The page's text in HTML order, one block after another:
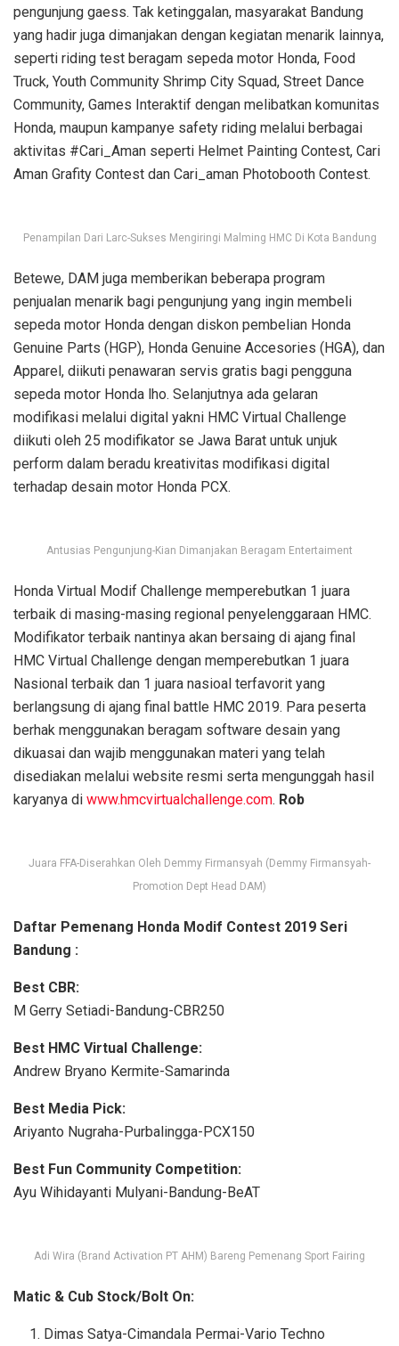
pengunjung gaess. Tak ketinggalan, masyarakat Bandung
yang hadir juga dimanjakan dengan kegiatan menarik lainnya,
seperti riding test beragam sepeda motor Honda, Food
Truck, Youth Community Shrimp City Squad, Street Dance
Community, Games Interaktif dengan melibatkan komunitas
Honda, maupun kampanye safety riding melalui berbagai
aktivitas #Cari_Aman seperti Helmet Painting Contest, Cari
Aman Grafity Contest dan Cari_aman Photobooth Contest.
Penampilan Dari Larc-Sukses Mengiringi Malming HMC Di Kota Bandung
Betewe, DAM juga memberikan beberapa program
penjualan menarik bagi pengunjung yang ingin membeli
sepeda motor Honda dengan diskon pembelian Honda
Genuine Parts (HGP), Honda Genuine Accesories (HGA), dan
Apparel, diikuti penawaran servis gratis bagi pengguna
sepeda motor Honda lho. Selanjutnya ada gelaran
modifikasi melalui digital yakni HMC Virtual Challenge
diikuti oleh 25 modifikator se Jawa Barat untuk unjuk
perform dalam beradu kreativitas modifikasi digital
terhadap desain motor Honda PCX.
Antusias Pengunjung-Kian Dimanjakan Beragam Entertaiment
Honda Virtual Modif Challenge memperebutkan 1 juara
terbaik di masing-masing regional penyelenggaraan HMC.
Modifikator terbaik nantinya akan bersaing di ajang final
HMC Virtual Challenge dengan memperebutkan 1 juara
Nasional terbaik dan 1 juara nasioal terfavorit yang
berlangsung di ajang final battle HMC 2019. Para peserta
berhak menggunakan beragam software desain yang
dikuasai dan wajib menggunakan materi yang telah
disediakan melalui website resmi serta mengunggah hasil
karyanya di www.hmcvirtualchallenge.com. Rob
Juara FFA-Diserahkan Oleh Demmy Firmansyah (Demmy Firmansyah-
Promotion Dept Head DAM)
Daftar Pemenang Honda Modif Contest 2019 Seri
Bandung :
Best CBR:
M Gerry Setiadi-Bandung-CBR250
Best HMC Virtual Challenge:
Andrew Bryano Kermite-Samarinda
Best Media Pick:
Ariyanto Nugraha-Purbalingga-PCX150
Best Fun Community Competition:
Ayu Wihidayanti Mulyani-Bandung-BeAT
Adi Wira (Brand Activation PT AHM) Bareng Pemenang Sport Fairing
Matic & Cub Stock/Bolt On:
Dimas Satya-Cimandala Permai-Vario Techno